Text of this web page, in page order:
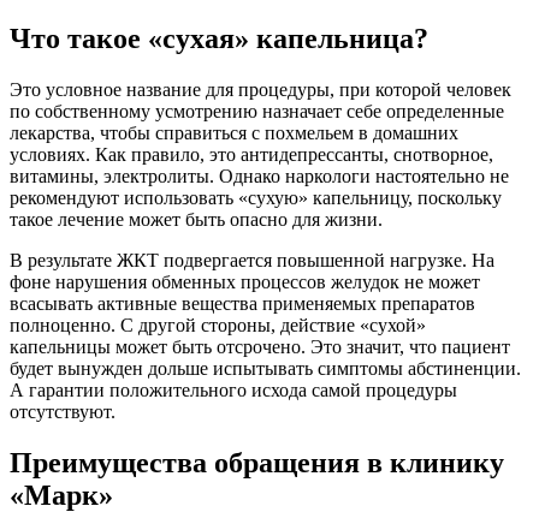
Что такое «сухая» капельница?
Это условное название для процедуры, при которой человек
по собственному усмотрению назначает себе определенные
лекарства, чтобы справиться с похмельем в домашних
условиях. Как правило, это антидепрессанты, снотворное,
витамины, электролиты. Однако наркологи настоятельно не
рекомендуют использовать «сухую» капельницу, поскольку
такое лечение может быть опасно для жизни.
В результате ЖКТ подвергается повышенной нагрузке. На
фоне нарушения обменных процессов желудок не может
всасывать активные вещества применяемых препаратов
полноценно. С другой стороны, действие «сухой»
капельницы может быть отсрочено. Это значит, что пациент
будет вынужден дольше испытывать симптомы абстиненции.
А гарантии положительного исхода самой процедуры
отсутствуют.
Преимущества обращения в клинику
«Марк»